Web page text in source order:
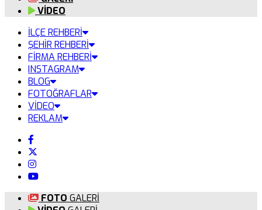
VİDEO
İLÇE REHBERİ
ŞEHİR REHBERİ
FİRMA REHBERİ
INSTAGRAM
BLOG
FOTOĞRAFLAR
VİDEO
REKLAM
FOTO GALERİ